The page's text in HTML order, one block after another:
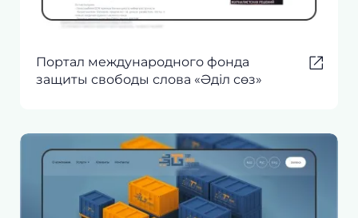
Портал международного фонда
защиты свободы слова «Әділ сөз»